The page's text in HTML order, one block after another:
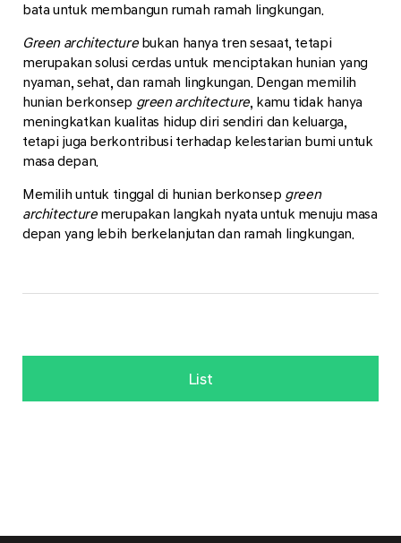
bata untuk membangun rumah ramah lingkungan.
Green architecturebukan hanya tren sesaat, tetapi
merupakan solusi cerdas untuk menciptakan hunian yang
nyaman, sehat, dan ramah lingkungan. Dengan memilih
hunian berkonsep green architecture, kamu tidak hanya
meningkatkan kualitas hidup diri sendiri dan keluarga,
tetapi juga berkontribusi terhadap kelestarian bumi untuk
masa depan.
Memilih untuk tinggal di hunian berkonsep green
architecturemerupakan langkah nyata untuk menuju masa
depan yang lebih berkelanjutan dan ramah lingkungan.
List